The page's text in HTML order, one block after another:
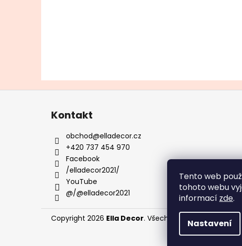
Tento web
tohoto webu
informací zde.
Nastavení
Z
Kontakt
obchod@elladecor.cz
+420 737 454 970
Facebook
/elladecor2021/
YouTube
@/@elladecor2021
Copyright 2026 Ella Decor. Všechna práva vyhrazena.